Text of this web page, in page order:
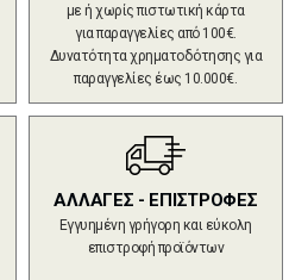
με ή χωρίς πιστωτική κάρτα
για παραγγελίες από 100€.
Δυνατότητα χρηματοδότησης για
παραγγελίες έως 10.000€.
ΑΛΛΑΓΕΣ - ΕΠΙΣΤΡΟΦΕΣ
Εγγυημένη γρήγορη και εύκολη
επιστροφή προϊόντων